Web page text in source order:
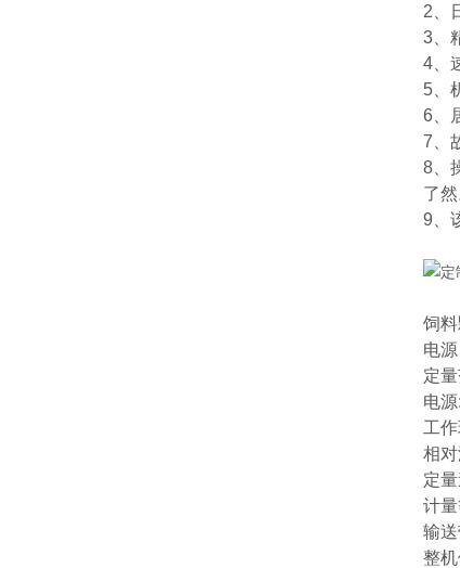
2、
3、
4、
5、
6、
7、
8、
了然
9、
饲
电
定
电
工
相
定
计
输
整